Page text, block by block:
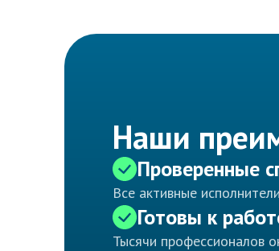
Наши
Проверенные
Все активные
Готовы к
Тысячи профессионалов